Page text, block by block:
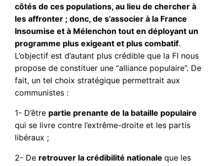
côtés de ces populations, au lieu de chercher à
les affronter ; donc, de s’associer à la France
Insoumise et à Mélenchon tout en déployant un
programme plus exigeant et plus combatif.
L’objectif est d’autant plus crédible que la FI nous
propose de constituer une “alliance populaire”. De
fait, un tel choix stratégique permettrait aux
communistes :
1- D’être partie prenante de la bataille populaire
qui se livre contre l’extrême-droite et les partis
libéraux ;
2- De retrouver la crédibilité nationaleque les